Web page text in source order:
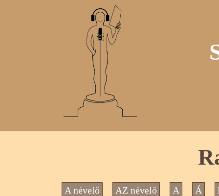
A névelő AZ névelő A Á